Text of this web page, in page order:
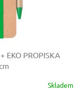
EKO PROPISKA
Skladem